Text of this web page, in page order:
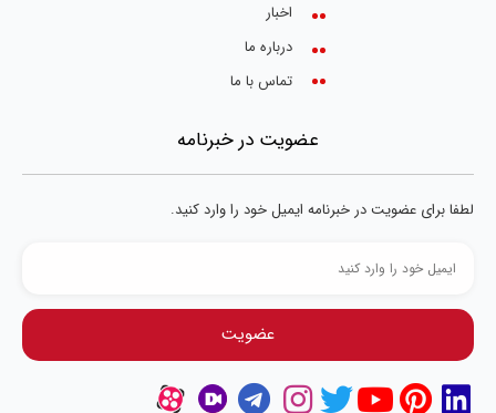
اخبار
درباره ما
تماس با ما
عضویت در خبرنامه
لطفا برای عضویت در خبرنامه ایمیل خود را وارد کنید.
عضویت